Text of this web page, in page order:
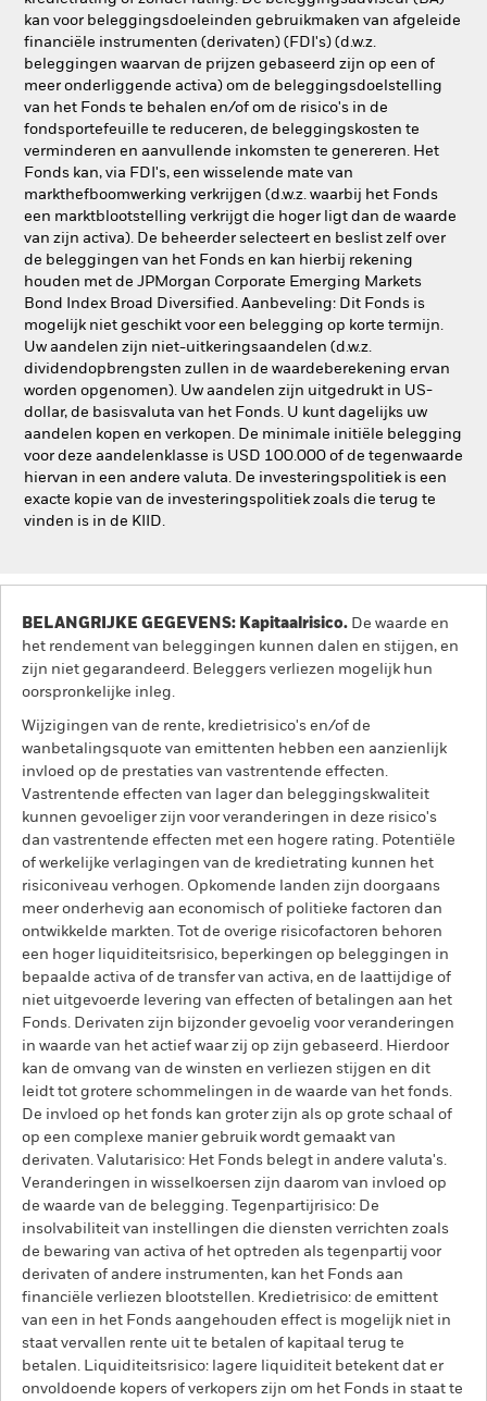
kan voor beleggingsdoeleinden gebruikmaken van afgeleide
financiële instrumenten (derivaten) (FDI's) (d.w.z.
beleggingen waarvan de prijzen gebaseerd zijn op een of
meer onderliggende activa) om de beleggingsdoelstelling
van het Fonds te behalen en/of om de risico's in de
fondsportefeuille te reduceren, de beleggingskosten te
verminderen en aanvullende inkomsten te genereren. Het
Fonds kan, via FDI's, een wisselende mate van
markthefboomwerking verkrijgen (d.w.z. waarbij het Fonds
een marktblootstelling verkrijgt die hoger ligt dan de waarde
van zijn activa). De beheerder selecteert en beslist zelf over
de beleggingen van het Fonds en kan hierbij rekening
houden met de JPMorgan Corporate Emerging Markets
Bond Index Broad Diversified. Aanbeveling: Dit Fonds is
mogelijk niet geschikt voor een belegging op korte termijn.
Uw aandelen zijn niet-uitkeringsaandelen (d.w.z.
dividendopbrengsten zullen in de waardeberekening ervan
worden opgenomen). Uw aandelen zijn uitgedrukt in US-
dollar, de basisvaluta van het Fonds. U kunt dagelijks uw
aandelen kopen en verkopen. De minimale initiële belegging
voor deze aandelenklasse is USD 100.000 of de tegenwaarde
hiervan in een andere valuta. De investeringspolitiek is een
exacte kopie van de investeringspolitiek zoals die terug te
vinden is in de KIID.
BELANGRIJKE GEGEVENS: Kapitaalrisico. De waarde en
het rendement van beleggingen kunnen dalen en stijgen, en
zijn niet gegarandeerd. Beleggers verliezen mogelijk hun
oorspronkelijke inleg.
Wijzigingen van de rente, kredietrisico's en/of de
wanbetalingsquote van emittenten hebben een aanzienlijk
invloed op de prestaties van vastrentende effecten.
Vastrentende effecten van lager dan beleggingskwaliteit
kunnen gevoeliger zijn voor veranderingen in deze risico's
dan vastrentende effecten met een hogere rating. Potentiële
of werkelijke verlagingen van de kredietrating kunnen het
risiconiveau verhogen. Opkomende landen zijn doorgaans
meer onderhevig aan economisch of politieke factoren dan
ontwikkelde markten. Tot de overige risicofactoren behoren
een hoger liquiditeitsrisico, beperkingen op beleggingen in
bepaalde activa of de transfer van activa, en de laattijdige of
niet uitgevoerde levering van effecten of betalingen aan het
Fonds. Derivaten zijn bijzonder gevoelig voor veranderingen
in waarde van het actief waar zij op zijn gebaseerd. Hierdoor
kan de omvang van de winsten en verliezen stijgen en dit
leidt tot grotere schommelingen in de waarde van het fonds.
De invloed op het fonds kan groter zijn als op grote schaal of
op een complexe manier gebruik wordt gemaakt van
derivaten. Valutarisico: Het Fonds belegt in andere valuta's.
Veranderingen in wisselkoersen zijn daarom van invloed op
de waarde van de belegging. Tegenpartijrisico: De
insolvabiliteit van instellingen die diensten verrichten zoals
de bewaring van activa of het optreden als tegenpartij voor
derivaten of andere instrumenten, kan het Fonds aan
financiële verliezen blootstellen. Kredietrisico: de emittent
van een in het Fonds aangehouden effect is mogelijk niet in
staat vervallen rente uit te betalen of kapitaal terug te
betalen. Liquiditeitsrisico: lagere liquiditeit betekent dat er
onvoldoende kopers of verkopers zijn om het Fonds in staat te